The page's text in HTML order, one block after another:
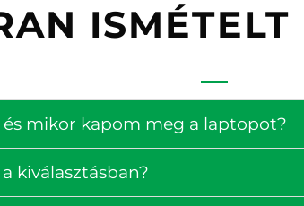
ISMÉTELT
mikor kapom meg a laptopot?
kiválasztásban?